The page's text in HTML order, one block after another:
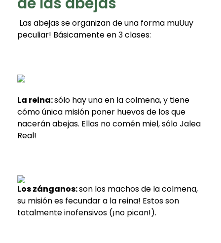
Las abejas se organizan de una forma muUuy
peculiar! Básicamente en 3 clases:
La reina:sólo hay una en la colmena, y tiene
cómo única misión poner huevos de los que
nacerán abejas. Ellas no comén miel, sólo Jalea
Real!
Los zánganos:son los machos de la colmena,
su misión es fecundar a la reina! Estos son
totalmente inofensivos (¡no pican!).